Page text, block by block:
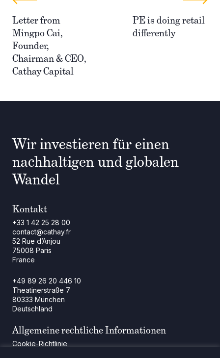
Letter from
Mingpo Cai,
Founder,
Chairman & CEO,
Cathay Capital
PE is doing retail
differently
Wir investieren für einen
nachhaltigen und globalen
Wandel
Kontakt
+33 1 42 25 28 00
contact@cathay.fr
52 Rue d’Anjou
75008 Paris
France
+49 89 26 20 446 10
Theatinerstraße 7
80333 München
Deutschland
Allgemeine rechtliche Informationen
Cookie-Richtlinie